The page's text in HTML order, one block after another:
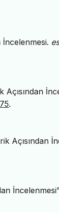
İncelenmesi.
.
Açısından